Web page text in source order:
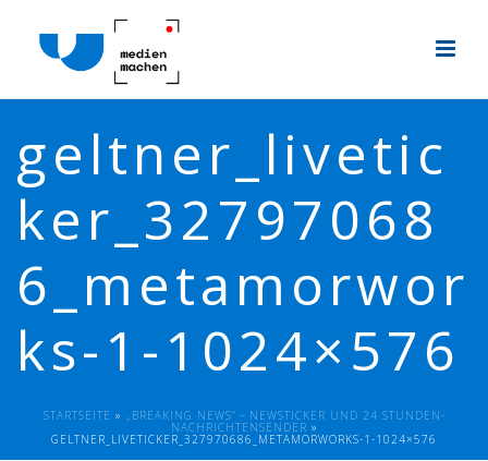
geltner_livetic
ker_32797068
6_metamorwor
ks-1-1024×576
STARTSEITE » „BREAKING NEWS“ – NEWSTICKER UND 24 STUNDEN-
NACHRICHTENSENDER »
GELTNER_LIVETICKER_327970686_METAMORWORKS-1-1024×576